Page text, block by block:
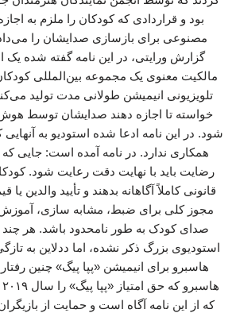
بود و قراردادی که کودکان را ملزم به
مصنوعی برای بازسازی صدایشان را
گزارش ورایتی، در این نامه گفته شده یک
مالکیت معنوی یک مجموعه بین‌المللی
تلویزیونی انیمیشن طولانی مدت تولید
خواسته تا اجازه دهند صدایشان توسط
شود. در این نامه ادعا شده استودیو به آنهایی
همکاری ندارد. در نامه آمده است: جایی
رضایت باید با نهایت دقت رعایت شود.
قانونی کاملاً آگاهانه بدهند و تأیید والدین یا
مجوز کلی برای ضبط، مشابه سازی، آموزش
صدای کودک به طور نامحدود باشد. هر چند
استودیوی بزرگ ذکر نشده، اما ددلاین به
هاسبرو برای انیمیشن «پپا پیگ» چنین
که از این نامه آگاه است و حمایت از